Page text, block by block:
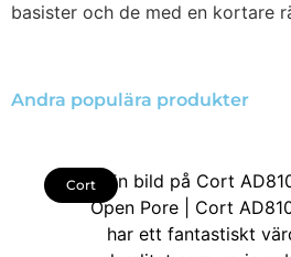
basister och de med en kortare
Andra populära produkter
Cort